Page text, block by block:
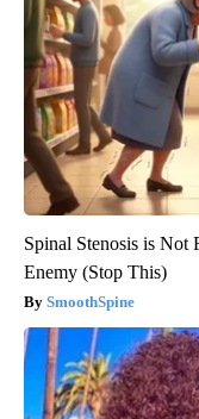
Spinal Stenosis is
Enemy (Stop This)
SmoothSpine